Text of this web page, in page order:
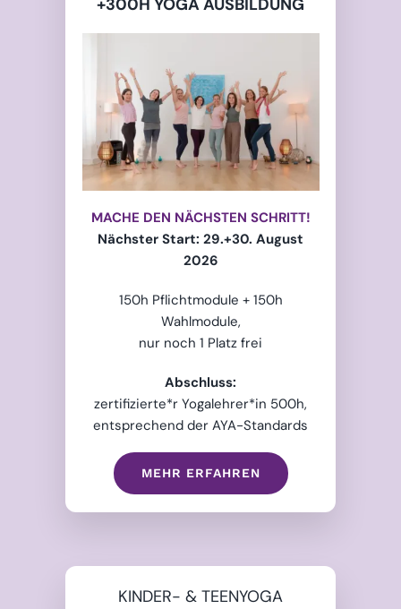
MACHE DEN NÄCHSTEN SCHRITT!
Nächster Start: 29.+30. August
2026
150h Pflichtmodule + 150h
Wahlmodule,
nur noch 1 Platz frei
Abschluss:
zertifizierte*r Yogalehrer*in 500h,
entsprechend der AYA-Standards
MEHR ERFAHREN
KINDER- & TEENYOGA